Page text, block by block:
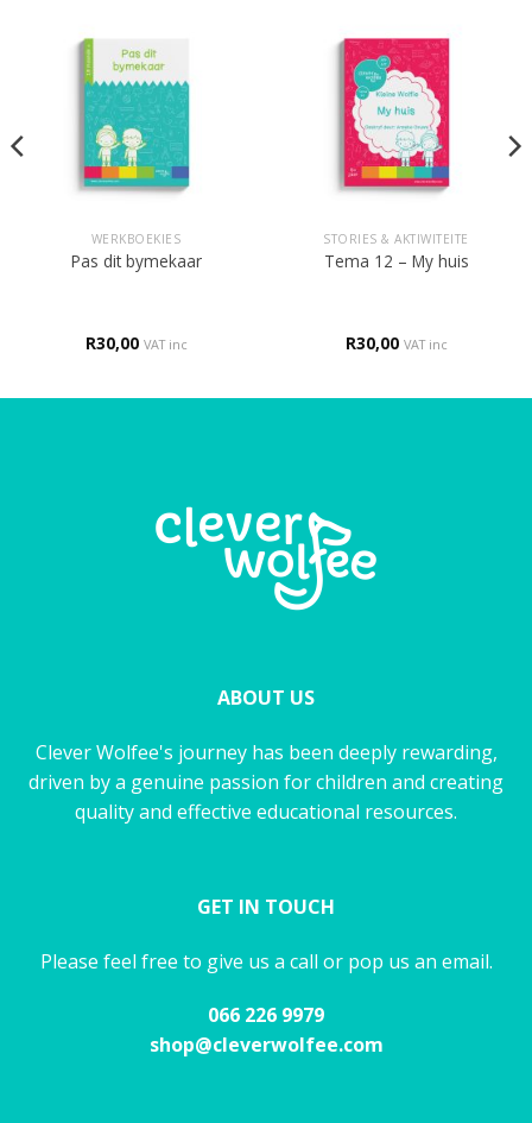
WERKBOEKIES
Pas dit bymekaar
R30,00 VAT inc
STORIES & AKTIWITEITE
Tema 12 – My huis
R30,00 VAT inc
ABOUT US
Clever Wolfee's journey has been deeply rewarding,
driven by a genuine passion for children and creating
quality and effective educational resources.
GET IN TOUCH
Please feel free to give us a call or pop us an email.
066 226 9979
shop@cleverwolfee.com